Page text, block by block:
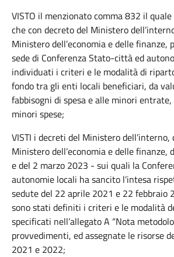
VISTO il menzionato comma 832 il
che con decreto del Ministero
Ministero dell’economia e delle finanze,
sede di Conferenza Stato-città ed
individuati i criteri e le modalità di
fondo tra gli enti locali beneficiari, da
fabbisogni di spesa e alle minori
minori spese;
VISTI i decreti del Ministero
Ministero dell’economia e delle finanze,
e del 2 marzo 2023 - sui quali la
autonomie locali ha sancito l’intesa
sedute del 22 aprile 2021 e 22 febbraio
sono stati definiti i criteri e le modalità
specificati nell’allegato A “Nota
provvedimenti, ed assegnate le risorse
2021 e 2022;